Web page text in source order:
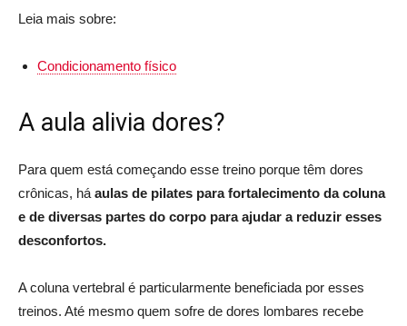
Leia mais sobre:
Condicionamento físico
A aula alivia dores?
Para quem está começando esse treino porque têm dores
crônicas, há aulas de pilates para fortalecimento da coluna
e de diversas partes do corpo para ajudar a reduzir esses
desconfortos.
A coluna vertebral é particularmente beneficiada por esses
treinos. Até mesmo quem sofre de dores lombares recebe